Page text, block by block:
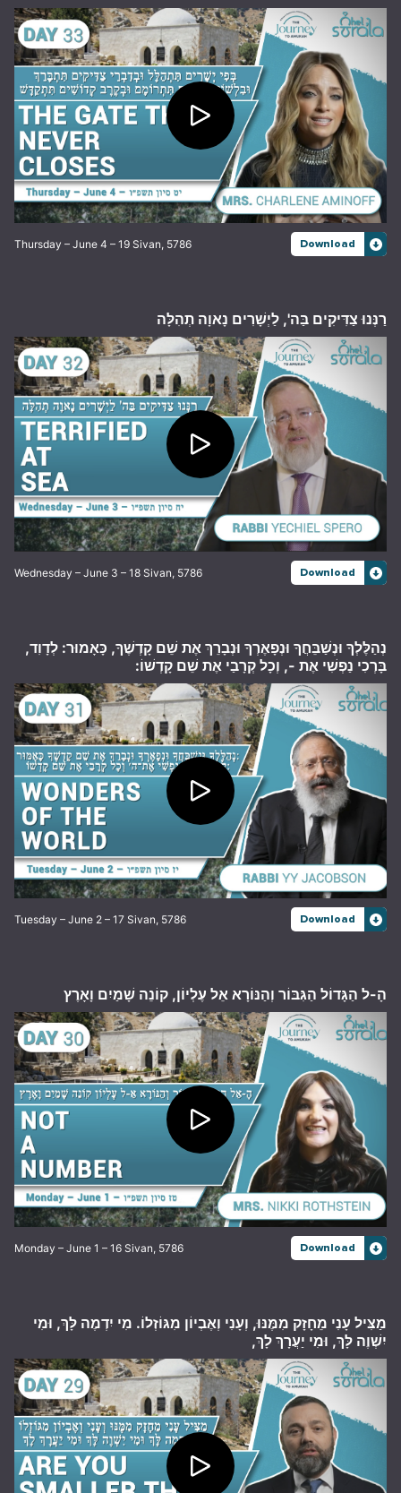
Thursday – June 4 – 19 Sivan, 5786 Download
רַנְּנוּ צַדִּיקִים בַּה', לַיְשָׁרִים נָאוָה תְהִלָּה
Wednesday – June 3 – 18 Sivan, 5786 Download
נְהַלֶּלְךָ וּנְשַׁבֵּחֲךָ וּנְפָאֶרְךָ וּנְבָרֵךְ אֶת שֵׁם קָדְשֶׁךָ, כָּאָמוּר: לְדָוִד,
בָּרְכִי נַפְשִׁי אֶת -, וְכָל קְרָבַי אֶת שֵׁם קָדְשׁוֹ:
Tuesday – June 2 – 17 Sivan, 5786 Download
הָ-ל הַגָּדוֹל הַגִּבּוֹר וְהַנּוֹרָא אֵל עֶלְיוֹן, קוֹנֵה שָׁמַיִם וָאָרֶץ
Monday – June 1 – 16 Sivan, 5786 Download
מַצִּיל עָנִי מֵחָזָק מִמֶּנּוּ, וְעָנִי וְאֶבְיוֹן מִגּוֹזְלוֹ. מִי יִדְמֶה לָּךְ, וּמִי
יִשְׁוֶה לָּךְ, וּמִי יַעֲרָךְ לָךְ,